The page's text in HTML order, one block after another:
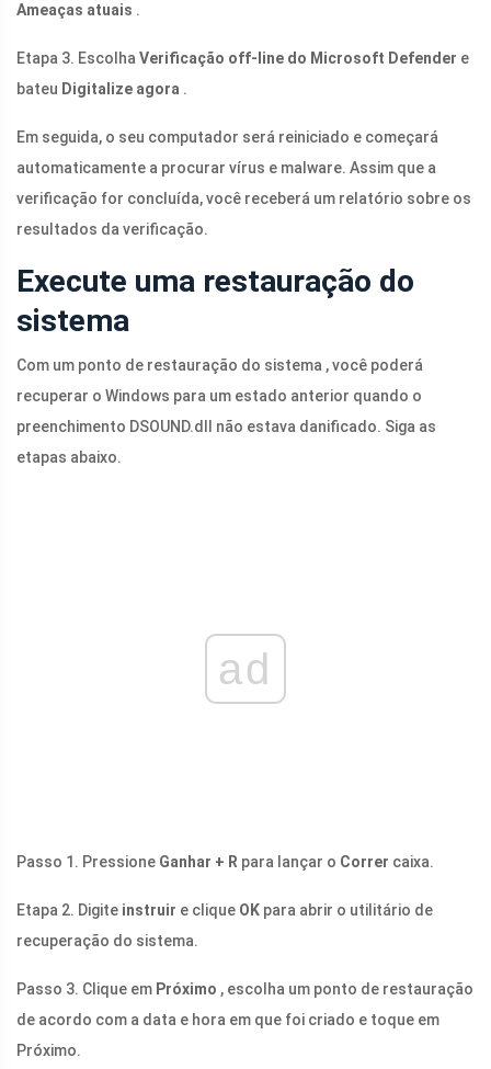
Ameaças atuais .
Etapa 3. Escolha Verificação off-line do Microsoft Defender e
bateu Digitalize agora .
Em seguida, o seu computador será reiniciado e começará
automaticamente a procurar vírus e malware. Assim que a
verificação for concluída, você receberá um relatório sobre os
resultados da verificação.
Execute uma restauração do
sistema
Com um ponto de restauração do sistema , você poderá
recuperar o Windows para um estado anterior quando o
preenchimento DSOUND.dll
não estava danificado. Siga as
etapas abaixo.
ad
Passo 1. Pressione Ganhar + R para lançar o Correr caixa.
Etapa 2. Digite instruir e clique OK para abrir o utilitário de
recuperação do sistema.
Passo 3. Clique em Próximo , escolha um ponto de restauração
de acordo com a data e hora em que foi criado e toque em
Próximo.